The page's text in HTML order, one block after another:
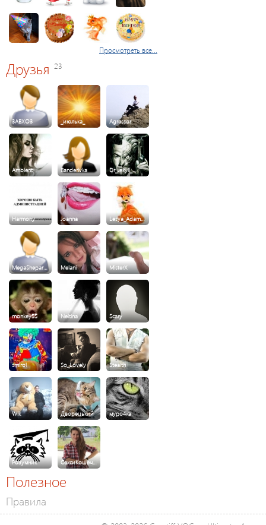
Просмотреть все...
Друзья 23
3ABXO3 _июлька_ Agressor
Ambient Banderivka Dr_Jekyll_…
Harmony Joanna Lesya_Adam…
MegaShepar… Melani MisterX
monkey55 Neitina Scary
smirol So_Lovely Stealth
Wik Дворецький муро4ка
Розумник СексиКошеч…
Полезное
Правила